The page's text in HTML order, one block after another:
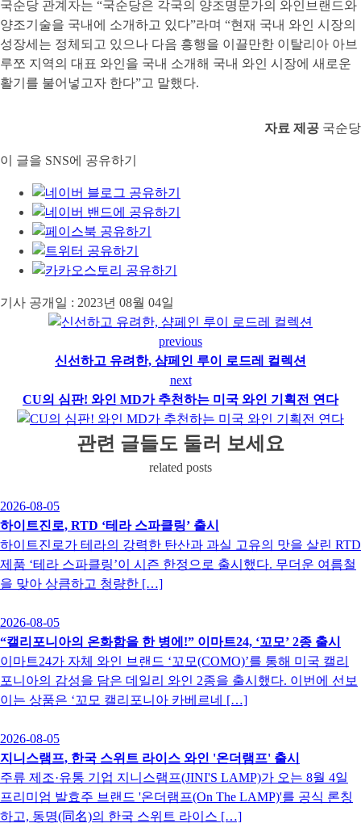
국순당 관계자는 “국순당은 각국의 양조명문가의 와인브랜드와
양조기술을 국내에 소개하고 있다”라며 “현재 국내 와인 시장의
성장세는 정체되고 있으나 다음 흥행을 이끌만한 이탈리아 아브
루쪼 지역의 대표 와인을 국내 소개해 국내 와인 시장에 새로운
활기를 불어넣고자 한다”고 말했다.
자료 제공 국순당
이 글을 SNS에 공유하기
기사 공개일 : 2023년 08월 04일
previous
신선하고 유려한, 샴페인 루이 로드레 컬렉션
next
CU의 심판! 와인 MD가 추천하는 미국 와인 기획전 연다
관련 글들도 둘러 보세요
related posts
2026-08-05
하이트진로, RTD ‘테라 스파클링’ 출시
하이트진로가 테라의 강력한 탄산과 과실 고유의 맛을 살린 RTD
제품 ‘테라 스파클링’이 시즌 한정으로 출시했다. 무더운 여름철
을 맞아 상큼하고 청량한 […]
2026-08-05
“캘리포니아의 온화함을 한 병에!” 이마트24, ‘꼬모’ 2종 출시
이마트24가 자체 와인 브랜드 ‘꼬모(COMO)’를 통해 미국 캘리
포니아의 감성을 담은 데일리 와인 2종을 출시했다. 이번에 선보
이는 상품은 ‘꼬모 캘리포니아 카베르네 […]
2026-08-05
지니스램프, 한국 스위트 라이스 와인 '온더램프' 출시
주류 제조·유통 기업 지니스램프(JINI'S LAMP)가 오는 8월 4일
프리미엄 발효주 브랜드 '온더램프(On The LAMP)'를 공식 론칭
하고, 동명(同名)의 한국 스위트 라이스 […]